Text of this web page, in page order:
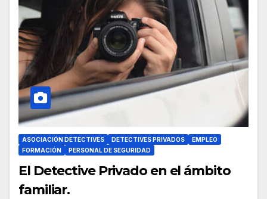
ASOCIACIÓN DETECTIVES DETECTIVES PRIVADOS
EMPLEO
FORMACIÓN
PERSONAL DE SEGURIDAD
El Detective Privado en el ámbito
familiar.